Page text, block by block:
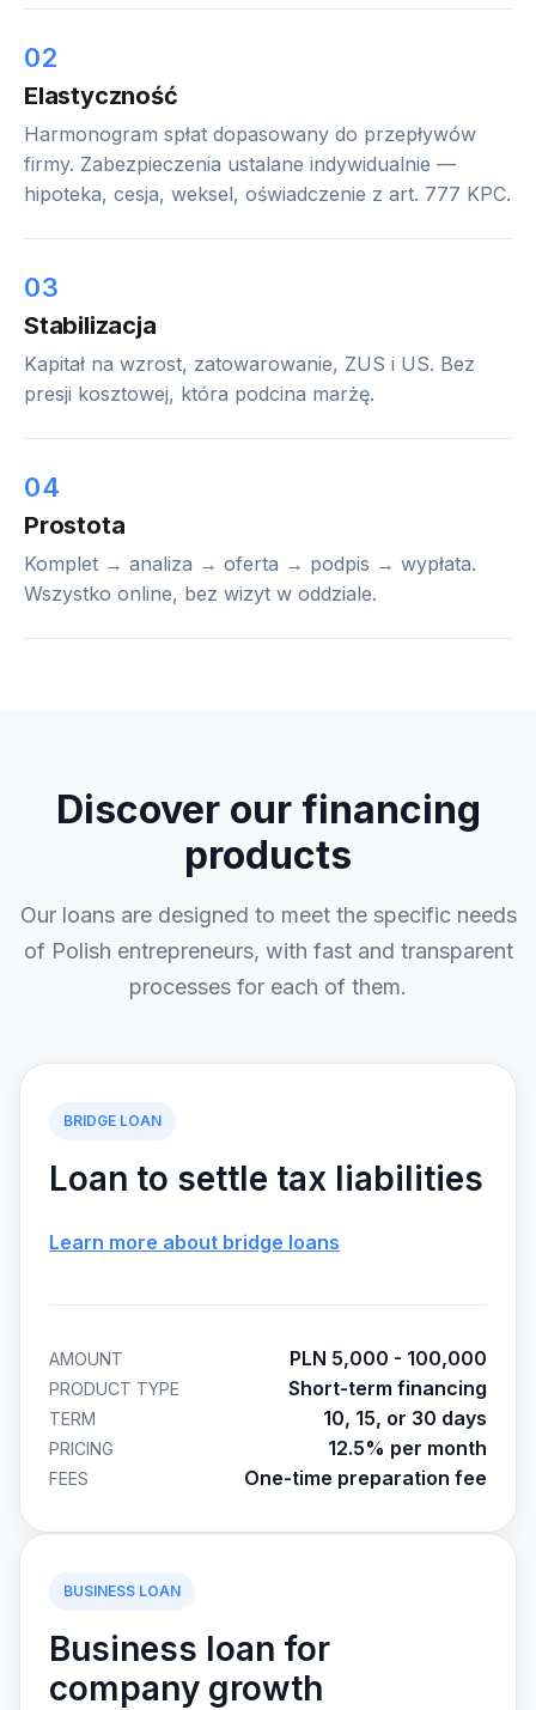
02
Elastyczność
Harmonogram spłat dopasowany do przepływów
firmy. Zabezpieczenia ustalane indywidualnie —
hipoteka, cesja, weksel, oświadczenie z art. 777 KPC.
03
Stabilizacja
Kapitał na wzrost, zatowarowanie, ZUS i US. Bez
presji kosztowej, która podcina marżę.
04
Prostota
Komplet → analiza → oferta → podpis → wypłata.
Wszystko online, bez wizyt w oddziale.
Discover our financing
products
Our loans are designed to meet the specific needs
of Polish entrepreneurs, with fast and transparent
processes for each of them.
BRIDGE LOAN
Loan to settle tax liabilities
Learn more about bridge loans
AMOUNT PLN 5,000 - 100,000
PRODUCT TYPE Short-term financing
TERM 10, 15, or 30 days
PRICING 12.5% per month
FEES One-time preparation fee
BUSINESS LOAN
Business loan for
company growth